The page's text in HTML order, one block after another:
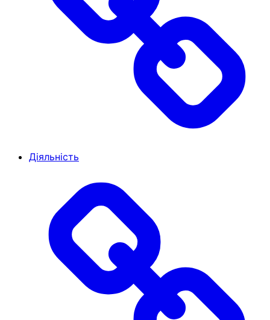
Діяльність